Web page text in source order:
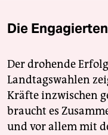
Die
Der drohende
Landtagswahlen
Kräfte inzwischen
braucht es
und vor allem mit